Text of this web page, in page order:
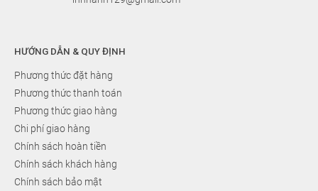
HƯỚNG DẪN & QUY ĐỊNH
Phương thức đặt hàng
Phương thức thanh toán
Phương thức giao hàng
Chi phí giao hàng
Chính sách hoàn tiền
Chính sách khách hàng
Chính sách bảo mật